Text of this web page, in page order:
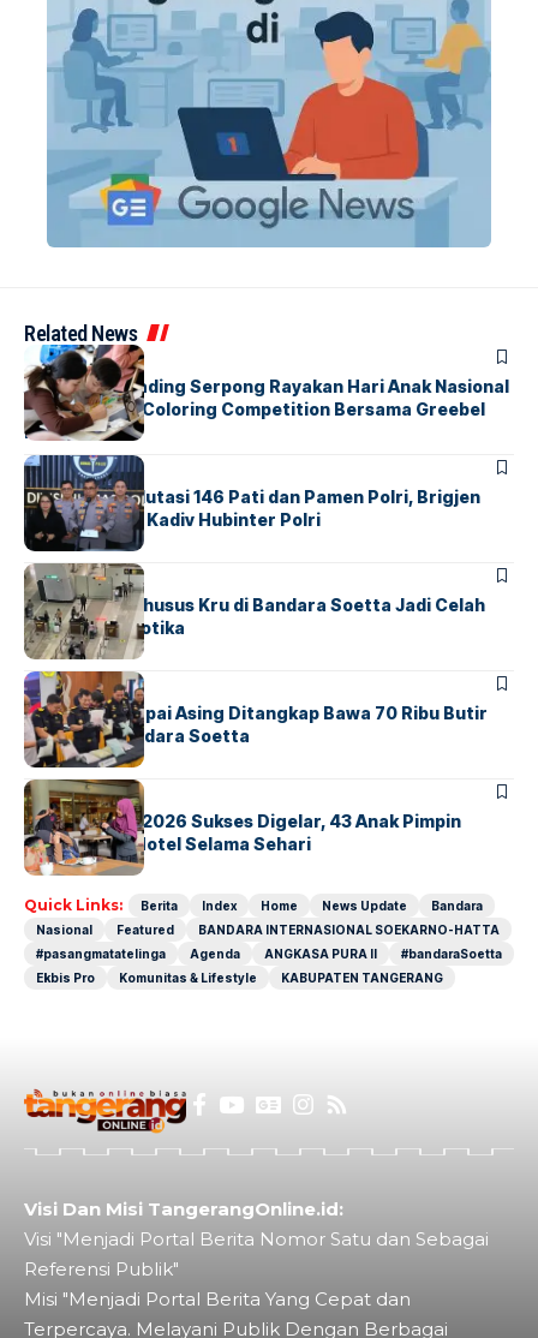
Related News
BERITAINDEX
Atria Hotel Gading Serpong Rayakan Hari Anak Nasional
Lewat Family Coloring Competition Bersama Greebel
Indonesia
BERITA
Mabes Polri Mutasi 146 Pati dan Pamen Polri, Brigjen
Untung Jabat Kadiv Hubinter Polri
BANDARABERITA
Ketika Jalur Khusus Kru di Bandara Soetta Jadi Celah
Sindikat Narkotika
BANDARA BERITA
Kopilot Maskapai Asing Ditangkap Bawa 70 Ribu Butir
Ekstasi di Bandara Soetta
BERITAINDEX
GM For A Day 2026 Sukses Digelar, 43 Anak Pimpin
Operasional Hotel Selama Sehari
Quick Links: Berita Index Home News Update
Bandara
Nasional
Featured
BANDARA INTERNASIONAL SOEKARNO-HATTA
#pasangmatatelinga
Agenda ANGKASA PURA II
#bandaraSoetta
Ekbis Pro
Komunitas & Lifestyle KABUPATEN TANGERANG
Visi Dan Misi TangerangOnline.id:
Visi "Menjadi Portal Berita Nomor Satu dan Sebagai
Referensi Publik"
Misi "Menjadi Portal Berita Yang Cepat dan
Terpercaya. Melayani Publik Dengan Berbagai